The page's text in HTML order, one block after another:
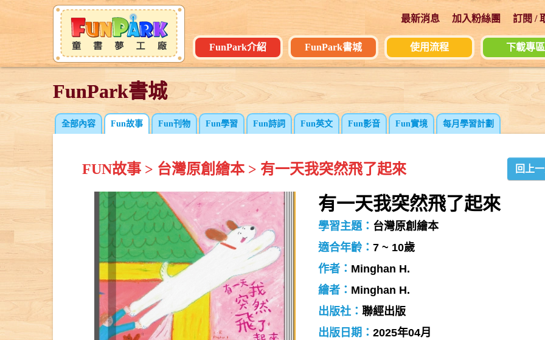
最新消息 加入粉絲團 訂閱 /
FunPark介紹 FunPark書城 使用流程 下載專區
FunPark書城
FunPark書城
全部內容 Fun故事 Fun刊物 Fun學習 Fun詩詞 Fun英文 Fun影音 Fun實境 每月學習計劃
FUN故事> 台灣原創繪本> 有一天我突然飛了起來 回上
有一天我突然飛了起來
學習主題： 台灣原創繪本
適合年齡： 7 ~ 10歲
作者： Minghan H.
繪者： Minghan H.
出版社： 聯經出版
出版日期： 2025年04月